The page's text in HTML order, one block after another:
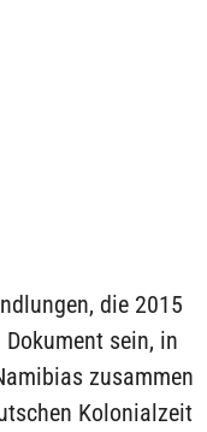
die 2015
sein, in
zusammen
Kolonialzeit